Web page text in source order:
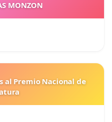
MONZON
al Premio Nacional de